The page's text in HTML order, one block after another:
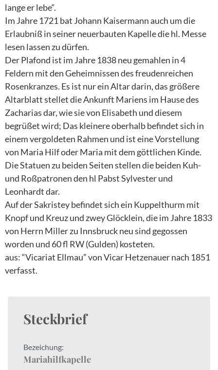
lange er lebe“.
Im Jahre 1721 bat Johann Kaisermann auch um die
Erlaubniß in seiner neuerbauten Kapelle die hl. Messe
lesen lassen zu dürfen.
Der Plafond ist im Jahre 1838 neu gemahlen in 4
Feldern mit den Geheimnissen des freudenreichen
Rosenkranzes. Es ist nur ein Altar darin, das größere
Altarblatt stellet die Ankunft Mariens im Hause des
Zacharias dar, wie sie von Elisabeth und diesem
begrüßet wird; Das kleinere oberhalb befindet sich in
einem vergoldeten Rahmen und ist eine Vorstellung
von Maria Hilf oder Maria mit dem göttlichen Kinde.
Die Statuen zu beiden Seiten stellen die beiden Kuh-
und Roßpatronen den hl Pabst Sylvester und
Leonhardt dar.
Auf der Sakristey befindet sich ein Kuppelthurm mit
Knopf und Kreuz und zwey Glöcklein, die im Jahre 1833
von Herrn Miller zu Innsbruck neu sind gegossen
worden und 60 fl RW (Gulden) kosteten.
aus: “Vicariat Ellmau” von Vicar Hetzenauer nach 1851
verfasst.
Steckbrief
Bezeichung:
Mariahilfkapelle